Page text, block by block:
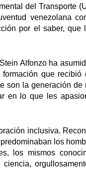
del Transporte
venezolana
por el saber, que
Alfonzo ha
que recibió
son la generación de
en lo que les
inclusiva.
los
los mismos